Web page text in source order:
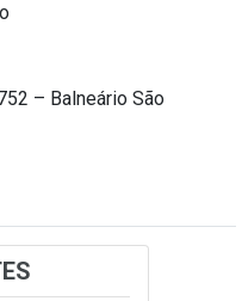
– Balneário São